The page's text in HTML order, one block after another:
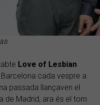
Love of Lesbian
cada vespre a
passada llançaven el
de Madrid, ara és el torn